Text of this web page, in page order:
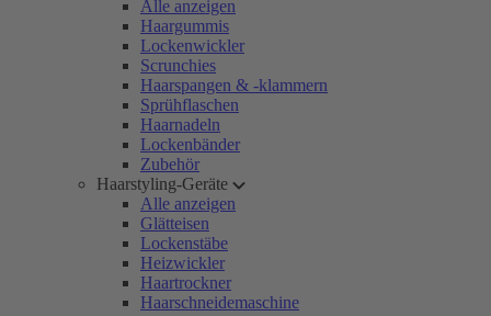
Alle anzeigen
Haargummis
Lockenwickler
Scrunchies
Haarspangen & -klammern
Sprühflaschen
Haarnadeln
Lockenbänder
Zubehör
Haarstyling-Geräte
Alle anzeigen
Glätteisen
Lockenstäbe
Heizwickler
Haartrockner
Haarschneidemaschine